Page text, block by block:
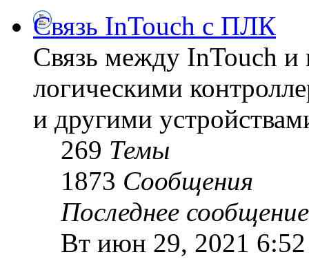
Связь InTouch с ПЛК
Связь между InTouch
логическими
и другими
269 Темы
1873 Сообщения
Последнее сообщение
Вт июн 29, 2021